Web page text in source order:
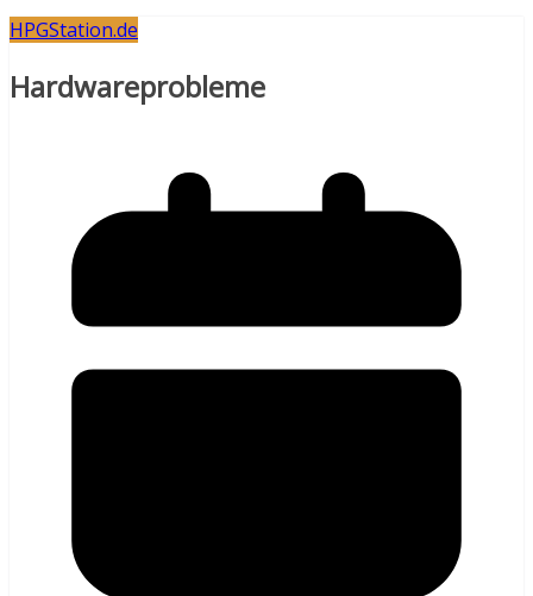
HPGStation.de
Hardwareprobleme